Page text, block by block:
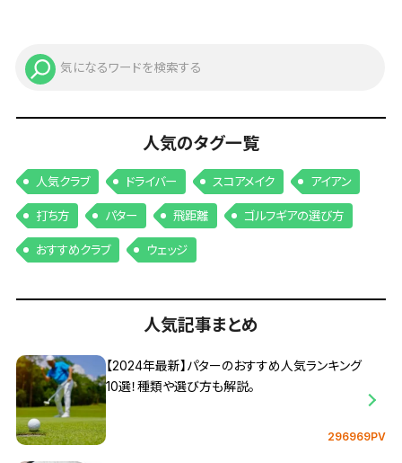
人気のタグ一覧
人気クラブ ドライバー スコアメイク アイアン
打ち方 パター 飛距離 ゴルフギアの選び方
おすすめクラブ ウェッジ
人気記事まとめ
【2024年最新】パターのおすすめ人気ランキング
10選！種類や選び方も解説。
296969PV